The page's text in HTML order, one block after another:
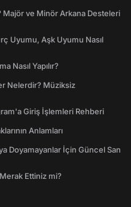
Majör ve Minör Arkana Desteleri
Uyumu, Aşk Uyumu Nasıl
Nasıl Yapılır?
Nelerdir? Müziksiz
Giriş İşlemleri Rehberi
Anlamları
Doyamayanlar İçin Güncel San
Ettiniz mi?